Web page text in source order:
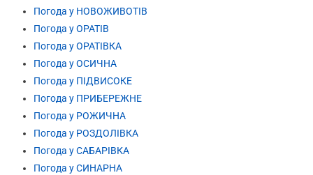
Погода у НОВОЖИВОТІВ
Погода у ОРАТІВ
Погода у ОРАТІВКА
Погода у ОСИЧНА
Погода у ПІДВИСОКЕ
Погода у ПРИБЕРЕЖНЕ
Погода у РОЖИЧНА
Погода у РОЗДОЛІВКА
Погода у САБАРІВКА
Погода у СИНАРНА